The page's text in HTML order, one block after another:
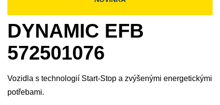
DYNAMIC EFB
572501076
Vozidla s technologií Start-Stop a zvýšenými energetickými
potřebami.